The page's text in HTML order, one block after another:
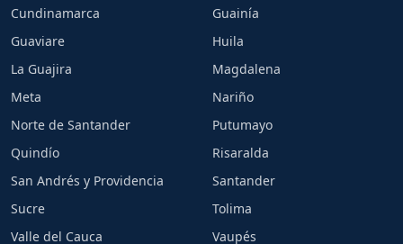
Cundinamarca
Guainía
Guaviare
Huila
La Guajira
Magdalena
Meta
Nariño
Norte de Santander
Putumayo
Quindío
Risaralda
San Andrés y Providencia
Santander
Sucre
Tolima
Valle del Cauca
Vaupés